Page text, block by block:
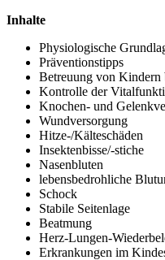
Inhalte
Physiologische
Präventionstipps
Betreuung von Kindern
Kontrolle der
Knochen- und
Wundversorgung
Hitze-/Kälteschäden
Insektenbisse/-stiche
Nasenbluten
lebensbedrohliche
Schock
Stabile Seitenlage
Beatmung
Herz-Lungen-
Erkrankungen im